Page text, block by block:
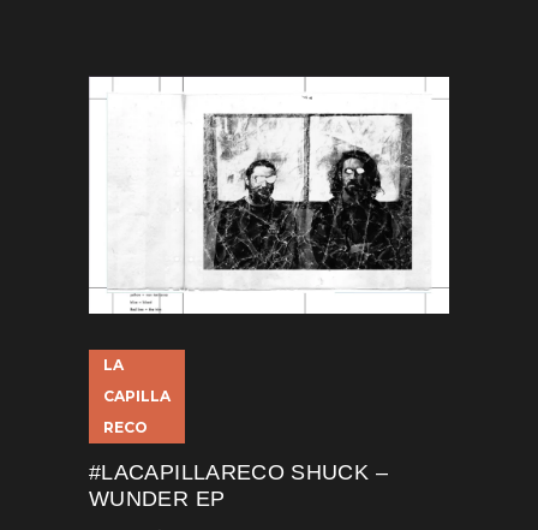
LA
CAPILLA
RECO
#LACAPILLARECO SHUCK –
WUNDER EP